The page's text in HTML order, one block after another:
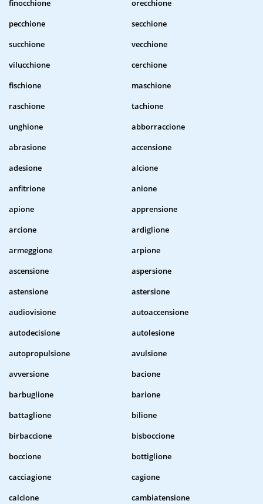
finocchione
orecchione
pecchione
secchione
succhione
vecchione
vilucchione
cerchione
fischione
maschione
raschione
tachione
unghione
abborraccione
abrasione
accensione
adesione
alcione
anfitrione
anione
apione
apprensione
arcione
ardiglione
armeggione
arpione
ascensione
aspersione
astensione
astersione
audiovisione
autoaccensione
autodecisione
autolesione
autopropulsione
avulsione
avversione
bacione
barbuglione
barione
battaglione
bilione
birbaccione
bisboccione
boccione
bottiglione
cacciagione
cagione
calcione
cambiatensione